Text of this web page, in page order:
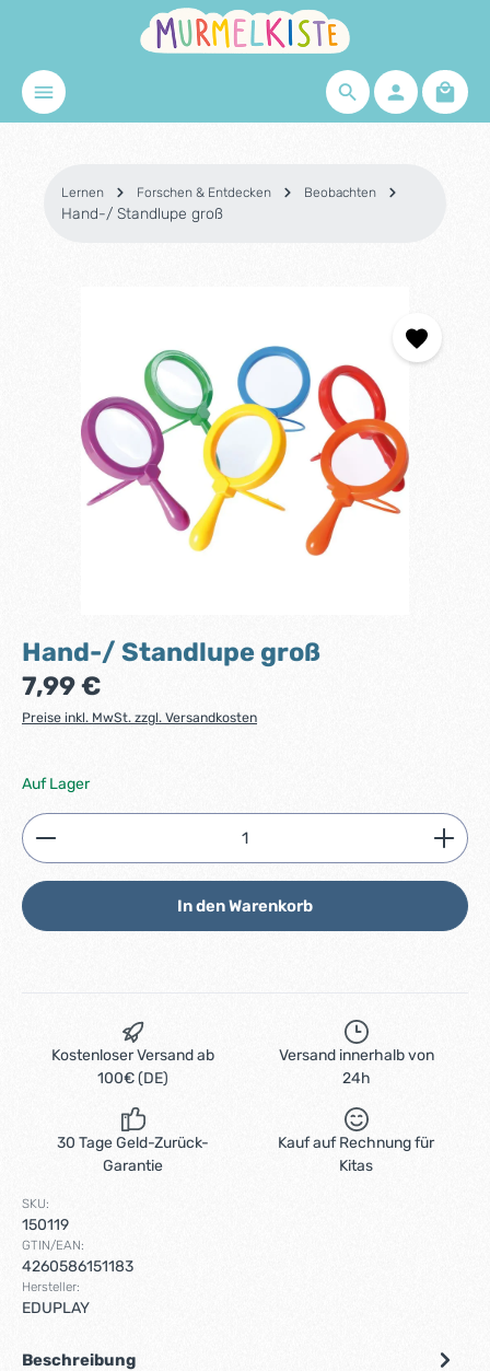
Zum Hauptinhalt springen
Lernen Forschen & Entdecken Beobachten
Hand-/ Standlupe groß
Hand-/ Standlupe groß
Regulärer Preis:
7,99 €
Preise inkl. MwSt. zzgl. Versandkosten
Auf Lager
Produkt Anzahl: Gib den gewünschten Wert ein
In den Warenkorb
Kostenloser Versand ab
100€ (DE)
Versand innerhalb von
24h
30 Tage Geld-Zurück-
Garantie
Kauf auf Rechnung für
Kitas
SKU:
150119
GTIN/EAN:
4260586151183
Hersteller:
EDUPLAY
Beschreibung